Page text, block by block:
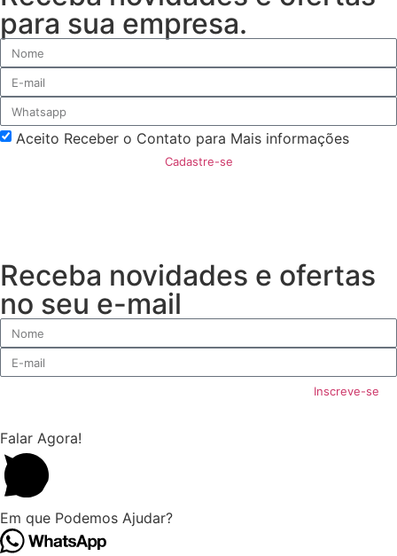
para sua empresa.
Aceito Receber o Contato para Mais informações
Cadastre-se
Receba novidades e ofertas
no seu e-mail
Inscreve-se
Falar Agora!
Em que Podemos Ajudar?